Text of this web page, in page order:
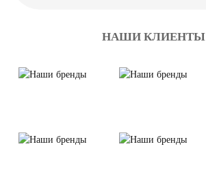
НАШИ КЛИЕНТЫ